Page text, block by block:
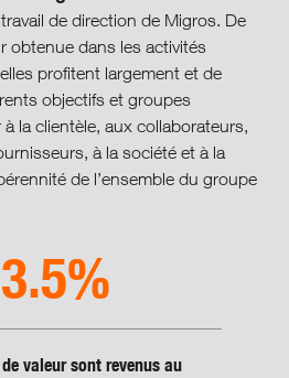
de création de valeur
conduite axée sur la valeur
de direction de Migros. De
obtenue dans les activités
profitent largement et de
objectifs et groupes
la clientèle, aux collaborateurs,
à la société et à la
de l’ensemble du groupe
valeur sont revenus au